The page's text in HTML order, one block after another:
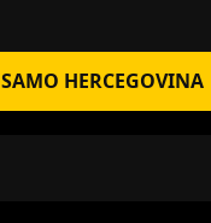
SAMO HERCEGOVINA